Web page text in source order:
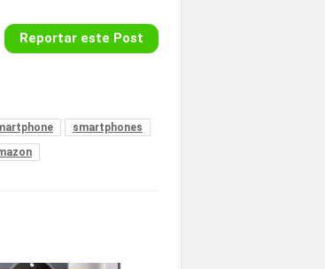
Reportar este Post
smartphones